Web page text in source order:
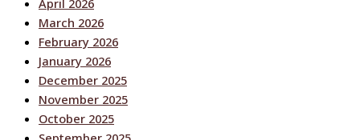
April 2026
March 2026
February 2026
January 2026
December 2025
November 2025
October 2025